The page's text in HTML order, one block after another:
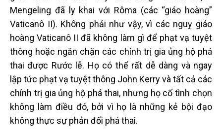
Mengeling đã ly khai với Rôma (các “giáo hoàng”
Vaticanô II). Không phải như vậy, vì các nguỵ giáo
hoàng Vaticanô II đã không làm gì để phạt vạ tuyệt
thông hoặc ngăn chặn các chính trị gia ủng hộ phá
thai được Rước lễ. Họ có thể rất dễ dàng và ngay
lập tức phạt vạ tuyệt thông John Kerry và tất cả các
chính trị gia ủng hộ phá thai, nhưng họ cố tình chọn
không làm điều đó, bởi vì họ là những kẻ bội đạo
không thực sự phản đối phá thai.